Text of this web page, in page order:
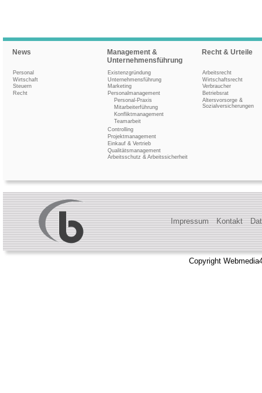
News
Personal
Wirtschaft
Steuern
Recht
Management &
Unternehmensführung
Existenzgründung
Unternehmensführung
Marketing
Personalmanagement
Personal-Praxis
Mitarbeiterführung
Konfliktmanagement
Teamarbeit
Controlling
Projektmanagement
Einkauf & Vertrieb
Qualitätsmanagement
Arbeitsschutz & Arbeitssicherheit
Recht & Urteile
Arbeitsrecht
Wirtschaftsrecht
Verbraucher
Betriebsrat
Altersvorsorge &
Sozialversicherungen
Impressum Kontakt
Copyright